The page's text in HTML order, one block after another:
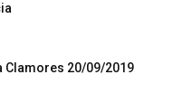
Clamores 20/09/2019